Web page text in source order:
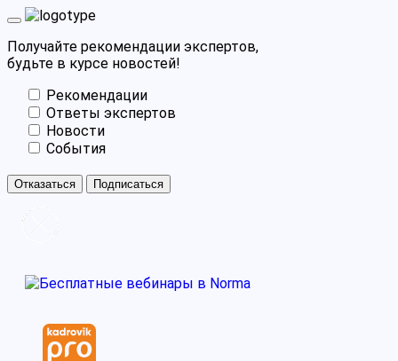
Получайте рекомендации экспертов,
будьте в курсе новостей!
Рекомендации
Ответы экспертов
Новости
События
Отказаться Подписаться